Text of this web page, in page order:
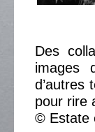
Des
images
d’autres
pour rire
© Estate